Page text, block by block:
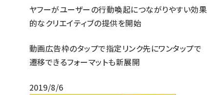
ヤフーがユーザーの行動喚起につながりやすい効果
的なクリエイティブの提供を開始
動画広告枠のタップで指定リンク先にワンタップで
遷移できるフォーマットも新展開
2019/8/6